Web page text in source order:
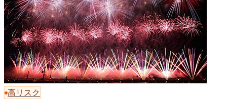
高リスク